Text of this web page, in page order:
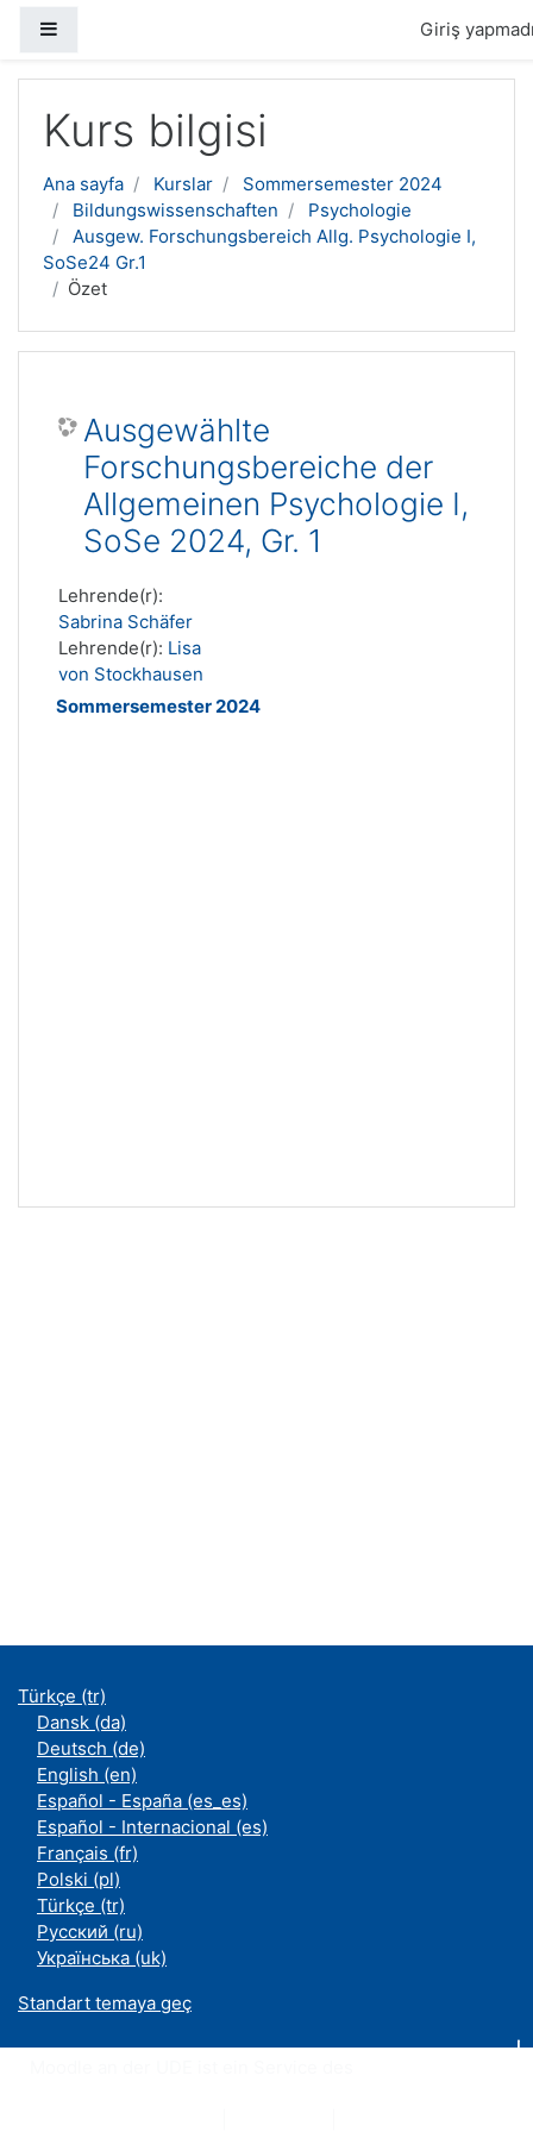
Giriş
Kurs bilgisi
Ana sayfa Kurslar
Sommersemester 2024
Bildungswissenschaften
Psychologie
Ausgew. Forschungsbereich Allg. Psychologie I,
SoSe24 Gr.1
Özet
Ausgewählte
Forschungsbereiche der
Allgemeinen Psychologie I,
SoSe 2024, Gr. 1
Lehrende(r):
Sabrina Schäfer
Lehrende(r): Lisa
von Stockhausen
Sommersemester 2024
Türkçe ‎(tr)‎
Dansk ‎(da)‎
Deutsch ‎(de)‎
English ‎(en)‎
Español - España ‎(es_es)‎
Español - Internacional ‎(es)‎
Français ‎(fr)‎
Polski ‎(pl)‎
Türkçe ‎(tr)‎
Русский ‎(ru)‎
Українська ‎(uk)‎
Standart temaya geç